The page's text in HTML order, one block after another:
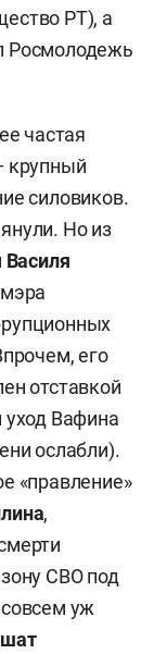
РТ), а
Росмолодежь
частая
крупный
силовиков.
Но из
Василя
его
отставкой
Вафина
ослабли).
«правление»
,
СВО под
уж